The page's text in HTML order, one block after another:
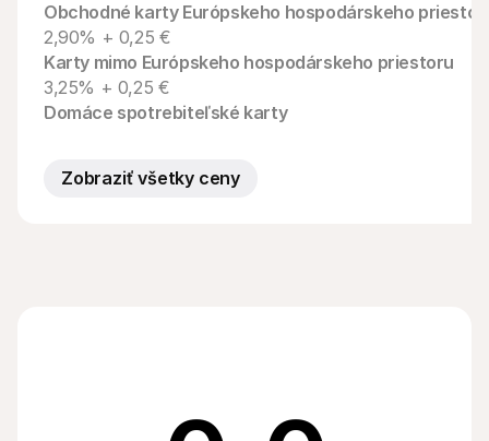
Obchodné karty Európskeho hospodárskeho
2,90% + 0,25 €
Karty mimo Európskeho hospodárskeho priestoru
3,25% + 0,25 €
Domáce spotrebiteľské karty
Zobraziť všetky ceny